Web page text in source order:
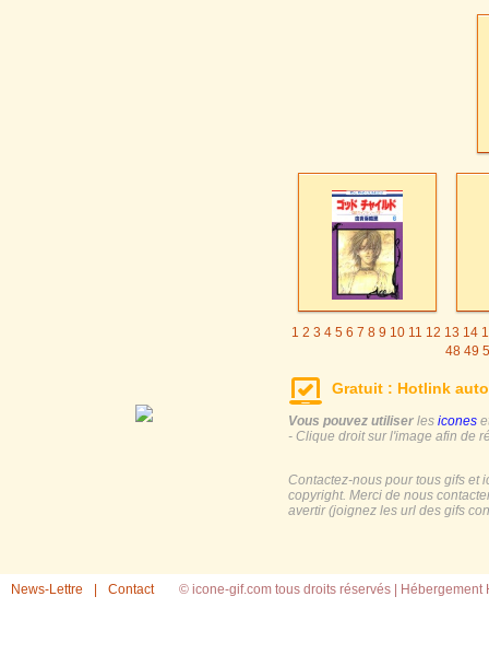
1 2 3 4 5 6 7 8 9 10 11 12 13 14
48 49
Gratuit : Hotlink
Vous pouvez utiliser les icones
- Clique droit sur l'image afin de
Contactez-nous pour tous gifs et
copyright. Merci de nous
avertir (joignez les url des gifs
News-Lettre Contact © icone-gif.com tous droits réservés | Hébergement